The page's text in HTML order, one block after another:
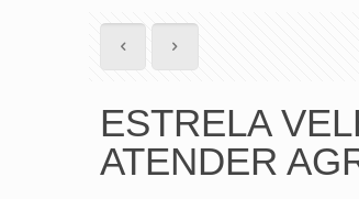
ESTRELA
ATENDER